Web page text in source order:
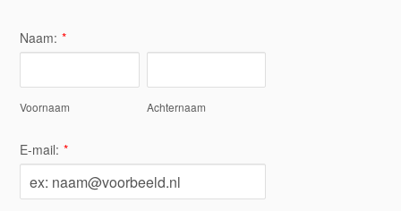
Naam: *
Voornaam Achternaam
E-mail: *